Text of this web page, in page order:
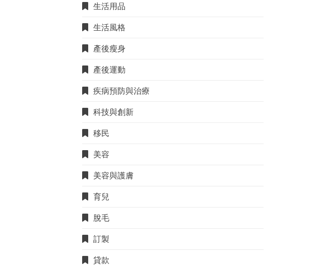
生活用品
生活風格
產後瘦身
產後運動
疾病預防與治療
科技與創新
移民
美容
美容與護膚
育兒
脫毛
訂製
貸款